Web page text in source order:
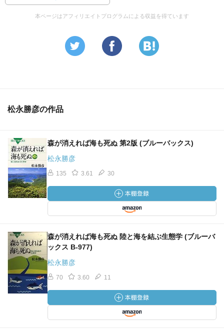
本ページはアフィリエイトプログラムによる収益を得ています
松永勝彦の作品
森が消えれば海も死ぬ 第2版 (ブルーバックス)
松永勝彦
135 3.61 30
森が消えれば海も死ぬ 陸と海を結ぶ生態学 (ブルーバ
ックス B‐977)
松永勝彦
70 3.60 11